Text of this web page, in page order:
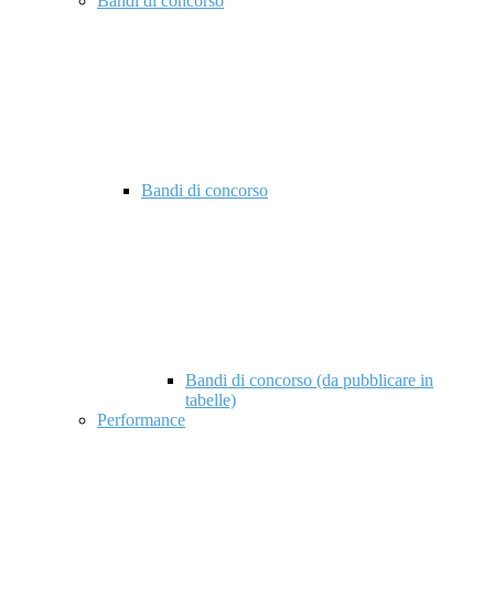
Bandi di concorso
Bandi di concorso (da pubblicare in
tabelle)
Performance